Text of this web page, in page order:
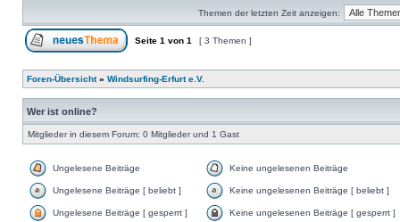
Themen der letzten Zeit anzeigen:
Seite 1 von 1 [ 3 Themen ]
Foren-Übersicht» Windsurfing-Erfurt e.V.
Wer ist online?
Mitglieder in diesem Forum: 0 Mitglieder und 1 Gast
Ungelesene Beiträge Keine ungelesenen Beiträge
Ungelesene Beiträge [ beliebt ] Keine ungelesenen Beiträge [ beliebt ]
Ungelesene Beiträge [ gesperrt ] Keine ungelesenen Beiträge [ gesperrt ]